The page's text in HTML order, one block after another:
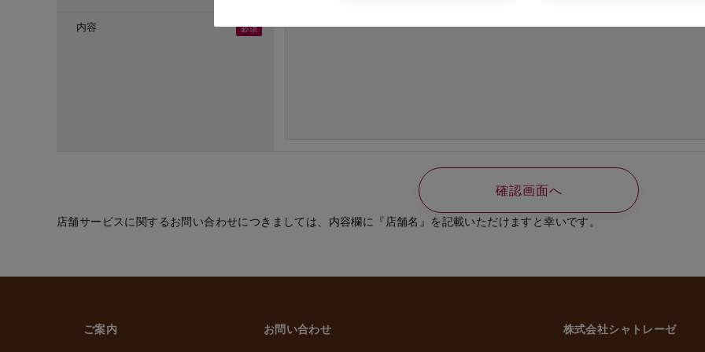
・(１)～(７)に記載した利用目的以外で個人情報を取得または利用する場合は、個別に利用目的を明示
3. 個人情報の第三者への委託・提供について
内容
店舗サービスに関するお問い合わせにつきましては、内容欄に『店舗名』を記載いただけますと幸いです。
ご案内 お問い合わせ 株式会社シャトレーゼ